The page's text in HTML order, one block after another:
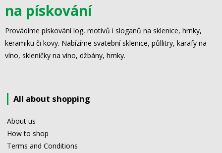
na pískování
Provádíme pískování log, motivů i sloganů na sklenice, hrnky,
keramiku či kovy. Nabízíme svatební sklenice, půllitry, karafy na
víno, skleničky na víno, džbány, hrnky.
All about shopping
About us
How to shop
Terms and Conditions